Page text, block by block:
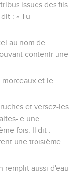
issues des fils
: « Tu
au nom de
contenir une
morceaux et le
et versez-les
le une
fois. Il dit :
une troisième
remplit aussi d'eau